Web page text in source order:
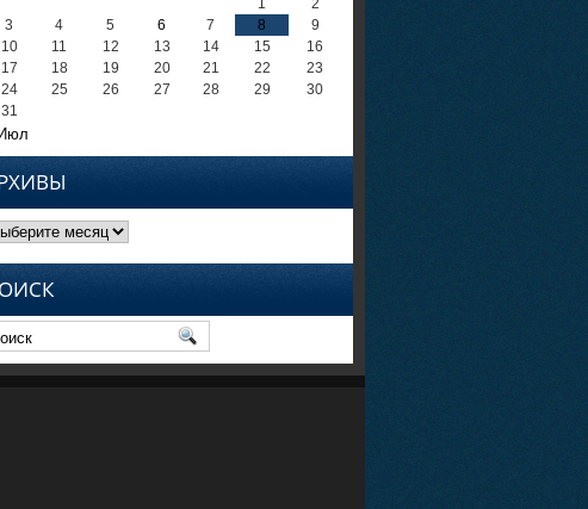
3
4 5 6 7 8
9
10
11 12 13 14 15
16
17
18 19 20 21 22
23
24
25 26 27 28 29
30
31